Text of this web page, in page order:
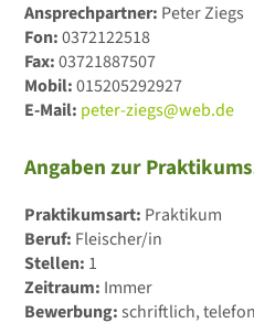
Ansprechpartner: Peter Ziegs
Fon:0372122518
Fax:03721887507
Mobil:015205292927
E-Mail: peter-ziegs@web.de
Angaben zur
Praktikumsart: Praktikum
Beruf: Fleischer/in
Stellen: 1
Zeitraum: Immer
Bewerbung:schriftlich,